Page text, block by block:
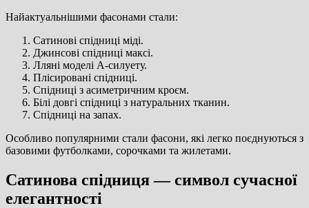
Найактуальнішими фасонами стали:
Сатинові спідниці міді.
Джинсові спідниці максі.
Лляні моделі А-силуету.
Плісировані спідниці.
Спідниці з асиметричним кроєм.
Білі довгі спідниці з натуральних тканин.
Спідниці на запах.
Особливо популярними стали фасони, які легко поєднуються з
базовими футболками, сорочками та жилетами.
Сатинова спідниця — символ сучасної
елегантності